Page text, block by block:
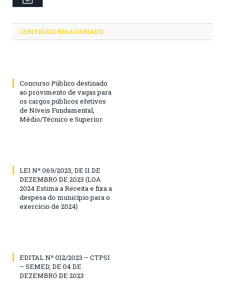
CONTEÚDO RELACIONADO
Concurso Público destinado
ao provimento de vagas para
os cargos públicos efetivos
de Níveis Fundamental,
Médio/Técnico e Superior
LEI Nº 069/2023, DE 11 DE
DEZEMBRO DE 2023 (LOA
2024 Estima a Receita e fixa a
despesa do município para o
exercício de 2024)
EDITAL Nº 012/2023 – CTPSI
– SEMED, DE 04 DE
DEZEMBRO DE 2023